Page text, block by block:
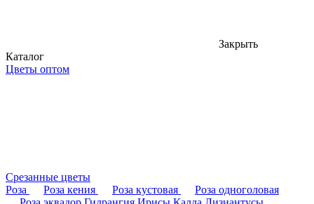
Закрыть
Каталог
Цветы оптом
Срезанные цветы
Роза
Роза кения Роза кустовая
Роза одноголовая